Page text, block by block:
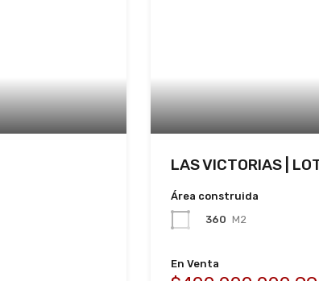
LAS VICTORIAS |
Área construida
360 M2
En Venta